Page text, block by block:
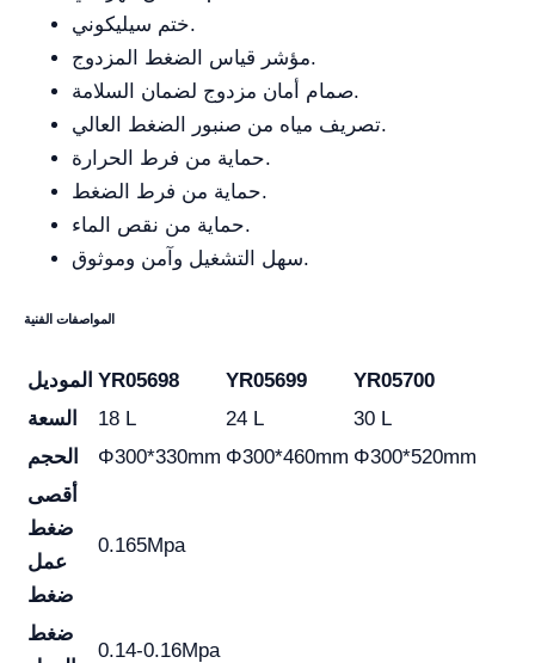
ختم سيليكوني.
مؤشر قياس الضغط المزدوج.
صمام أمان مزدوج لضمان السلامة.
تصريف مياه من صنبور الضغط العالي.
حماية من فرط الحرارة.
حماية من فرط الضغط.
حماية من نقص الماء.
سهل التشغيل وآمن وموثوق.
المواصفات الفنية
الموديل YR05698 YR05699
YR05700
السعة
18 L 24 L
30 L
الحجم
Φ300*330mm Φ300*460mm Φ300*520mm
أقصى
ضغط
عمل
ضغط
0.165Mpa
ضغط
0.14-0.16Mpa